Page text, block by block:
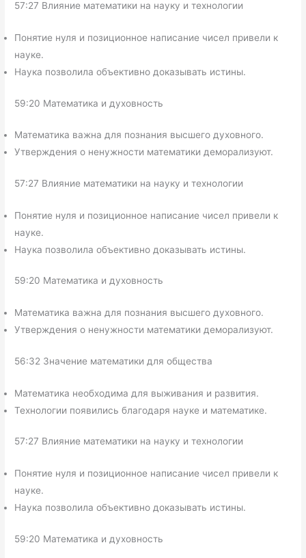
57:27 Влияние математики на науку и технологии
Понятие нуля и позиционное написание чисел привели к
науке.
Наука позволила объективно доказывать истины.
59:20 Математика и духовность
Математика важна для познания высшего духовного.
Утверждения о ненужности математики деморализуют.
57:27 Влияние математики на науку и технологии
Понятие нуля и позиционное написание чисел привели к
науке.
Наука позволила объективно доказывать истины.
59:20 Математика и духовность
Математика важна для познания высшего духовного.
Утверждения о ненужности математики деморализуют.
56:32 Значение математики для общества
Математика необходима для выживания и развития.
Технологии появились благодаря науке и математике.
57:27 Влияние математики на науку и технологии
Понятие нуля и позиционное написание чисел привели к
науке.
Наука позволила объективно доказывать истины.
59:20 Математика и духовность